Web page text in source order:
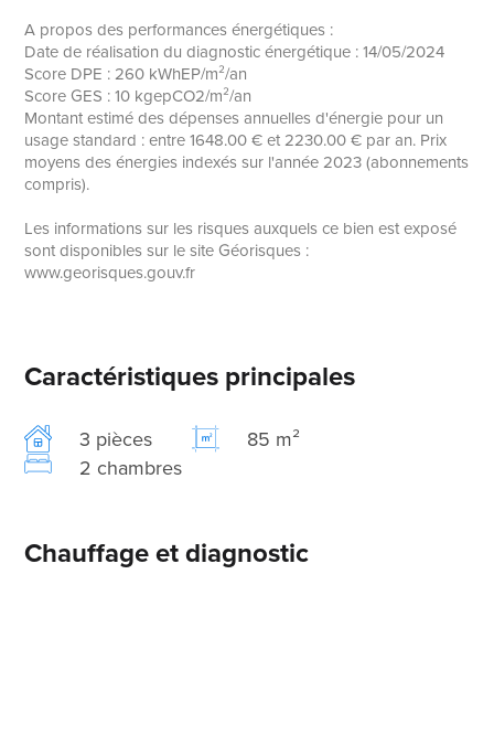
A propos des performances énergétiques :
Date de réalisation du diagnostic énergétique : 14/05/2024
Score DPE : 260 kWhEP/m²/an
Score GES : 10 kgepCO2/m²/an
Montant estimé des dépenses annuelles d'énergie pour un
usage standard : entre 1648.00 € et 2230.00 € par an. Prix
moyens des énergies indexés sur l'année 2023 (abonnements
compris).
Les informations sur les risques auxquels ce bien est exposé
sont disponibles sur le site Géorisques :
www.georisques.gouv.fr
Caractéristiques principales
3 pièces
85 m²
2 chambres
Chauffage et diagnostic